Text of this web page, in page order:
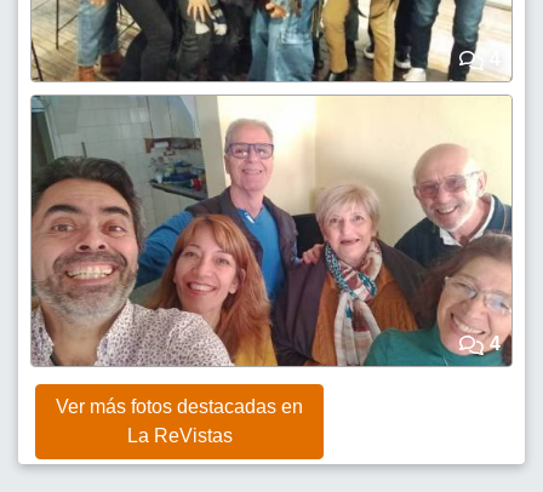
4
Ver más fotos destacadas en
La ReVistas